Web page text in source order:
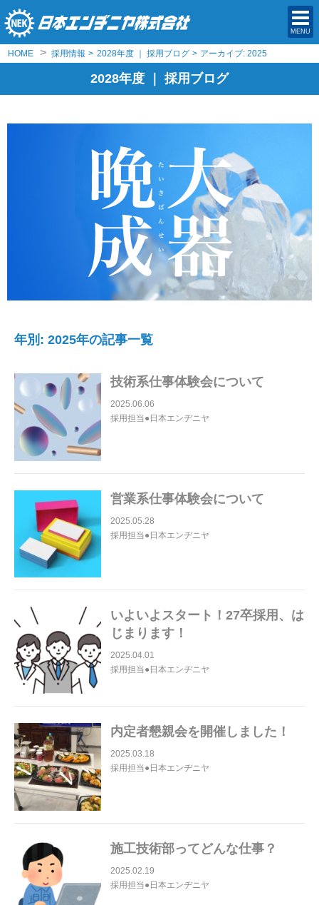
MENU
HOME > 採用情報 > 2028年度 ｜ 採用ブログ > アーカイブ: 2025
2028年度 ｜ 採用ブログ
年別: 2025年の記事一覧
技術系仕事体験会について
2025.06.06
採用担当●日本エンヂニヤ
営業系仕事体験会について
2025.05.28
採用担当●日本エンヂニヤ
いよいよスタート！27卒採用、は
じまります！
2025.04.01
採用担当●日本エンヂニヤ
内定者懇親会を開催しました！
2025.03.18
採用担当●日本エンヂニヤ
施工技術部ってどんな仕事？
2025.02.19
採用担当●日本エンヂニヤ